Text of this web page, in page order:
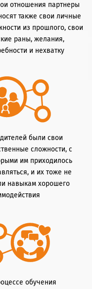
отношения партнеры
также свои личные
из прошлого, свои
раны, желания,
и нехватку
были свои
сложности, с
им приходилось
и их тоже не
навыкам хорошего
обучения